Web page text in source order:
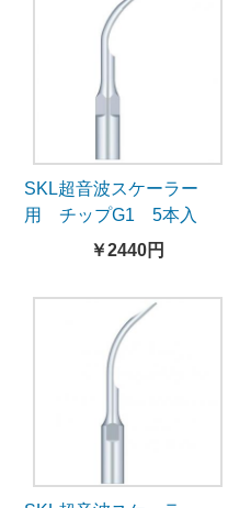
SKL超音波スケーラー
用 チップG1 5本入
￥2440円